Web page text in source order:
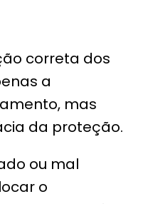
correta dos
a
mas
da proteção.
ou mal
o